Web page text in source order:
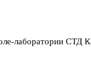
лаборатории СТД